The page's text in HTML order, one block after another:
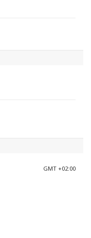
GMT +02:00